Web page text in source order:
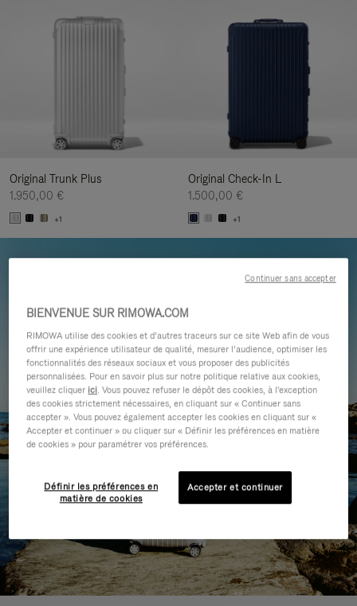
Original Trunk Plus
1.950,00 €
+1
Original Check-In L
1.500,00 €
+1
BIENVENUE SUR RIMOWA.COM
RIMOWA utilise des cookies et d’autres traceurs sur ce site Web afin de vous
offrir une expérience utilisateur de qualité, mesurer l’audience, optimiser les
fonctionnalités des réseaux sociaux et vous proposer des publicités
personnalisées. Pour en savoir plus sur notre politique relative aux cookies,
veuillez cliquer ici. Vous pouvez refuser le dépôt des cookies, à l'exception
des cookies strictement nécessaires, en cliquant sur « Continuer sans
accepter ». Vous pouvez également accepter les cookies en cliquant sur «
Accepter et continuer » ou cliquer sur « Définir les préférences en matière
de cookies » pour paramétrer vos préférences.
Définir les préférences en
matière de cookies
Accepter et continuer
Continuer sans accepter